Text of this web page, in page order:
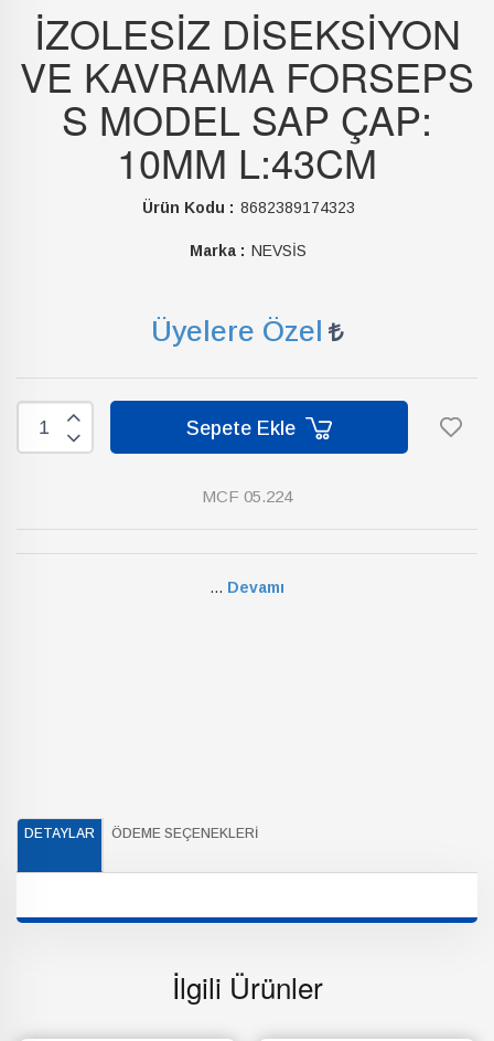
İZOLESİZ DİSEKSİYON
VE KAVRAMA FORSEPS
S MODEL SAP ÇAP:
10MM L:43CM
Ürün Kodu : 8682389174323
Marka : NEVSİS
Üyelere Özel
Sepete Ekle
MCF 05.224
... Devamı
DETAYLAR ÖDEME SEÇENEKLERI
İlgili Ürünler